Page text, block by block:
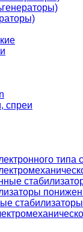
спреи
стабилизаторы